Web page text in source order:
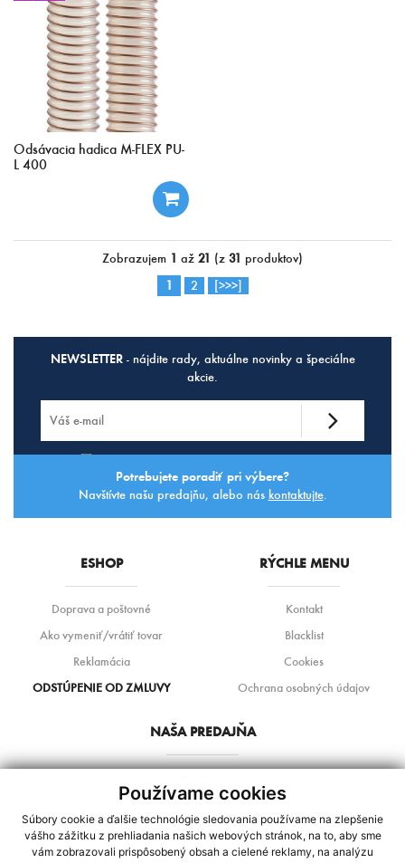
Používame cookies
Súbory cookie a ďalšie technológie sledovania používame na zlepšenie
vášho zážitku z prehliadania našich webových stránok, na to, aby sme
vám zobrazovali prispôsobený obsah a cielené reklamy, na analýzu
Odsávacia hadica M-FLEX PU-
L 400
Zobrazujem 1 až 21 (z 31 produktov)
1
2 [>>>]
NEWSLETTER- nájdite rady, aktuálne novinky a špeciálne
akcie.
Potrebujete poradiť pri výbere?
Navštívte našu predajňu, alebo nás kontaktujte.
ESHOP
Doprava a poštovné
Ako vymeniť/vrátiť tovar
Reklamácia
ODSTÚPENIE OD ZMLUVY
RÝCHLE MENU
Kontakt
Blacklist
Cookies
Ochrana osobných údajov
NAŠA PREDAJŇA
080 01 Prešov
+421 948 271 161 / +421 948 455 051
sterimob@gmail.com